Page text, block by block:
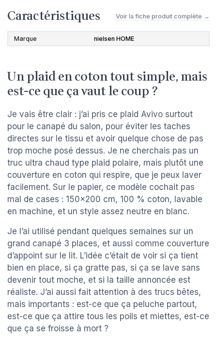
Caractéristiques Voir la fiche produit complète →
Marque nielsen HOME
Un plaid en coton tout simple, mais
est-ce que ça vaut le coup ?
Je vais être clair : j’ai pris ce plaid Avivo surtout
pour le canapé du salon, pour éviter les taches
directes sur le tissu et avoir quelque chose de pas
trop moche posé dessus. Je ne cherchais pas un
truc ultra chaud type plaid polaire, mais plutôt une
couverture en coton qui respire, que je peux laver
facilement. Sur le papier, ce modèle cochait pas
mal de cases : 150x200 cm, 100 % coton, lavable
en machine, et un style assez neutre en blanc.
Je l’ai utilisé pendant quelques semaines sur un
grand canapé 3 places, et aussi comme couverture
d’appoint sur le lit. L’idée c’était de voir si ça tient
bien en place, si ça gratte pas, si ça se lave sans
devenir tout moche, et si la taille annoncée est
réaliste. J’ai aussi fait attention à des trucs bêtes,
mais importants : est-ce que ça peluche partout,
est-ce que ça attire tous les poils et miettes, est-ce
que ça se froisse à mort ?